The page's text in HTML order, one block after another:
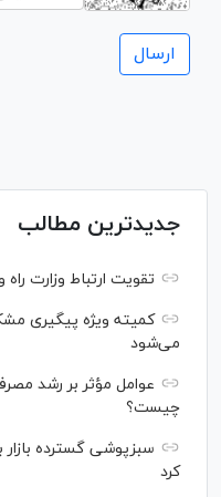
جدیدترین مطالب
تقویت ارتباط وزارت
کمیته ویژه پیگیری
می‌شود
عوامل مؤثر بر رشد
چیست؟
کرد